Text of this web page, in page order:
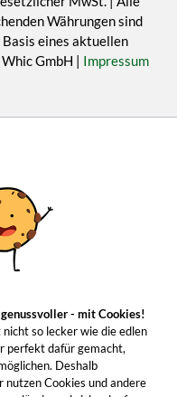
Währungen sind
eines aktuellen
GmbH | Impressum
- mit Cookies!
so lecker wie die edlen
perfekt dafür gemacht,
Deshalb
Cookies und andere